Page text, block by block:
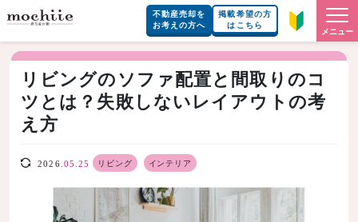
不動産売却を
お考えの方へ
掲載希望の方
はこちら
メニュー
リビングのソファ配置と間取りのコ
ツとは？失敗しないレイアウトの考
え方
2026. 05.25 リビング インテリア